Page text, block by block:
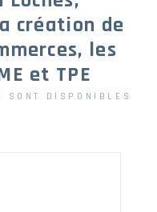
création de
les
et TPE
SONT DISPONIBLES